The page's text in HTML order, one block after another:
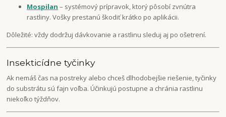
Mospilan – systémový prípravok, ktorý pôsobí zvnútra
rastliny. Vošky prestanú škodiť krátko po aplikácii.
Dôležité: vždy dodržuj dávkovanie a rastlinu sleduj aj po ošetrení.
Insekticídne tyčinky
Ak nemáš čas na postreky alebo chceš dlhodobejšie riešenie, tyčinky
do substrátu sú fajn voľba. Účinkujú postupne a chránia rastlinu
niekoľko týždňov.